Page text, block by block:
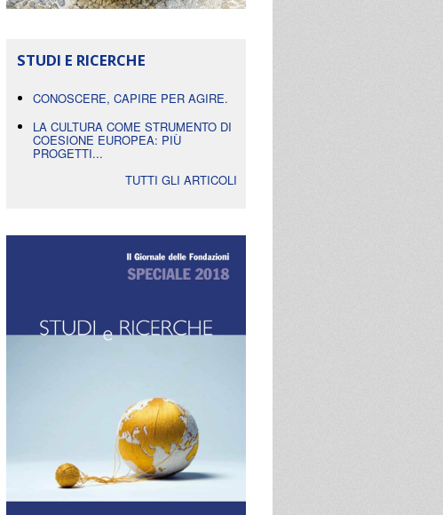
STUDI E RICERCHE
CONOSCERE, CAPIRE PER AGIRE.
LA CULTURA COME STRUMENTO DI
COESIONE EUROPEA: PIÙ
PROGETTI...
TUTTI GLI ARTICOLI